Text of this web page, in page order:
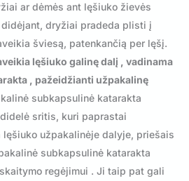
ar dėmės ant lęšiuko žievės
dryžiai pradeda plisti į
šviesą, patenkančią per lęšį.
lęšiuko galinę dalį , vadinama
, pažeidžianti užpakalinę
subkapsulinė katarakta
sritis, kuri paprastai
lęšiuko užpakalinėje dalyje, priešais
subkapsulinė katarakta
regėjimui . Ji taip pat gali